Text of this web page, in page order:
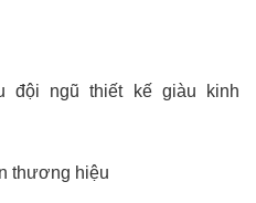
đội ngũ thiết kế giàu kinh
thương hiệu